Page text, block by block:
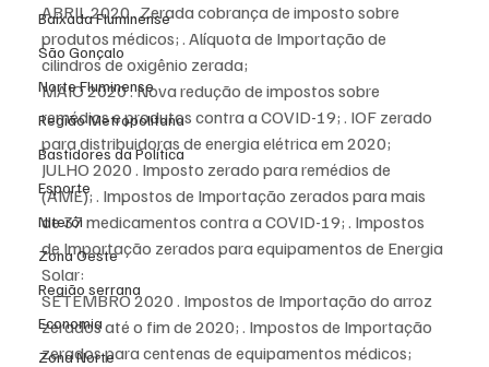
Baixada Fluminense
São Gonçalo
Norte Fluminense
Região Metropolitana
Bastidores da Política
Esporte
Niterói
Zona Oeste
Região serrana
Economia
Zona Norte
ABRIL 2020 . Zerada cobrança de imposto sobre
produtos médicos; . Alíquota de Importação de
cilindros de oxigênio zerada;
MAIO 2020 . Nova redução de impostos sobre
remédios e produtos contra a COVID-19; . IOF zerado
para distribuidoras de energia elétrica em 2020;
JULHO 2020 . Imposto zerado para remédios de
(AME); . Impostos de Importação zerados para mais
de 37 medicamentos contra a COVID-19; . Impostos
de Importação zerados para equipamentos de Energia
Solar:
SETEMBRO 2020 . Impostos de Importação do arroz
zerados até o fim de 2020; . Impostos de Importação
zerados para centenas de equipamentos médicos;